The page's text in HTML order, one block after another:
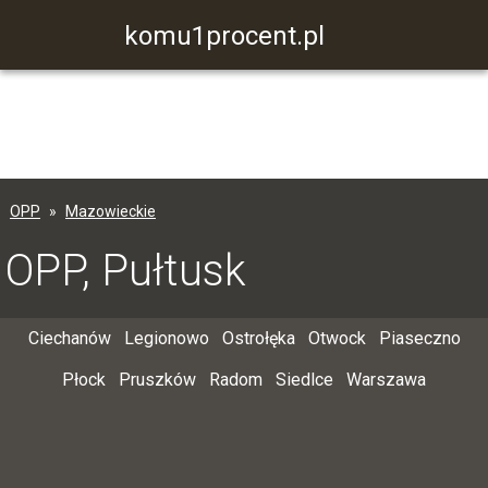
komu1procent.pl
OPP Mazowieckie
OPP, Pułtusk
Ciechanów Legionowo Ostrołęka Otwock
Piaseczno
Płock
Pruszków Radom Siedlce Warszawa